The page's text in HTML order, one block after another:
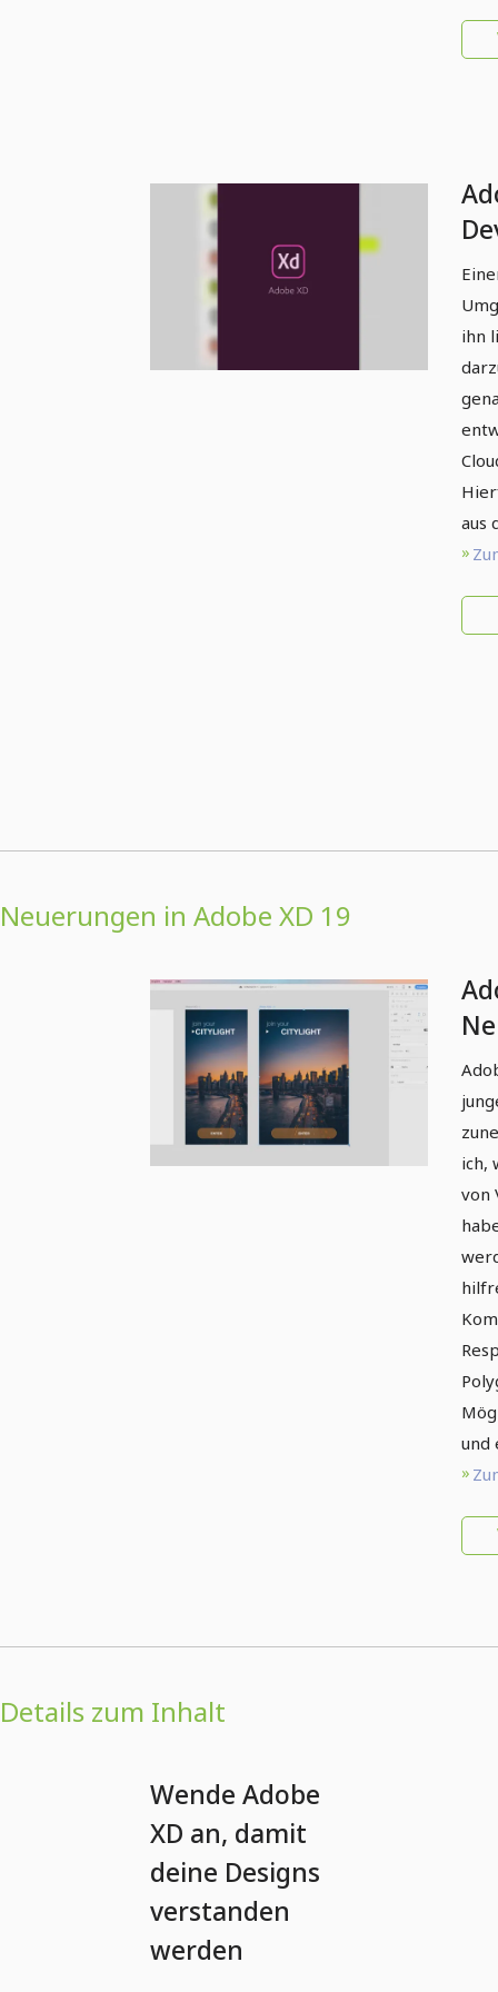
ihn
aus
Neuerungen in Adobe XD 19
ich,
von
und
Details zum Inhalt
Wende Adobe
XD an, damit
deine Designs
verstanden
werden